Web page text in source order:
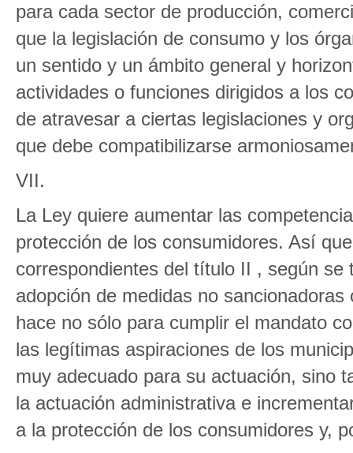
para cada sector de producción,
que la legislación de consumo y los
un sentido y un ámbito general y
actividades o funciones dirigidos a los
de atravesar a ciertas legislaciones y
que debe compatibilizarse
VII.
La Ley quiere aumentar las
protección de los consumidores. Así
correspondientes del título II , según
adopción de medidas no
hace no sólo para cumplir el mandato
las legítimas aspiraciones de los
muy adecuado para su actuación, sino
la actuación administrativa e
a la protección de los consumidores y,